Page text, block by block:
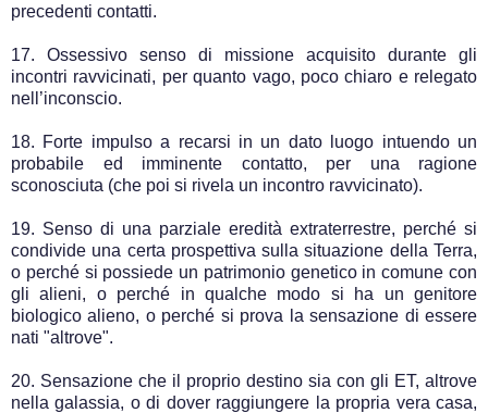
precedenti contatti.
17. Ossessivo senso di missione acquisito durante gli
incontri ravvicinati, per quanto vago, poco chiaro e relegato
nell’inconscio.
18. Forte impulso a recarsi in un dato luogo intuendo un
probabile ed imminente contatto, per una ragione
sconosciuta (che poi si rivela un incontro ravvicinato).
19. Senso di una parziale eredità extraterrestre, perché si
condivide una certa prospettiva sulla situazione della Terra,
o perché si possiede un patrimonio genetico in comune con
gli alieni, o perché in qualche modo si ha un genitore
biologico alieno, o perché si prova la sensazione di essere
nati "altrove".
20. Sensazione che il proprio destino sia con gli ET, altrove
nella galassia, o di dover raggiungere la propria vera casa,